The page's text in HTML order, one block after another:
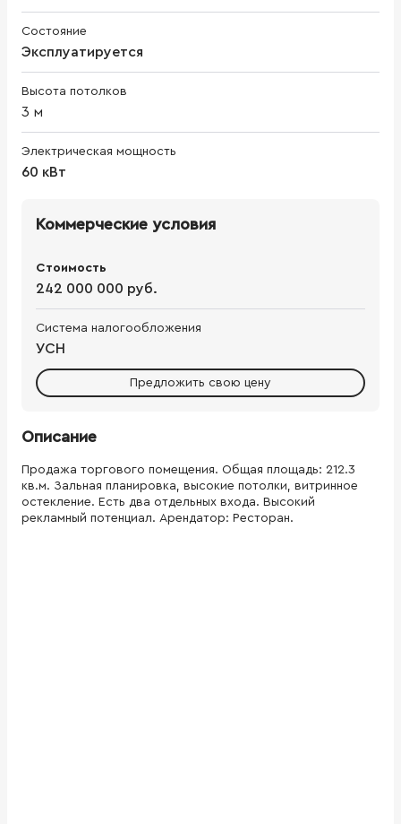
Состояние
Эксплуатируется
Высота потолков
3 м
Электрическая мощность
60 кВт
Коммерческие условия
Стоимость
242 000 000 руб.
Система налогообложения
УСН
Предложить свою цену
Описание
Продажа торгового помещения. Общая площадь: 212.3
кв.м. Зальная планировка, высокие потолки, витринное
остекление. Есть два отдельных входа. Высокий
рекламный потенциал. Арендатор: Ресторан.